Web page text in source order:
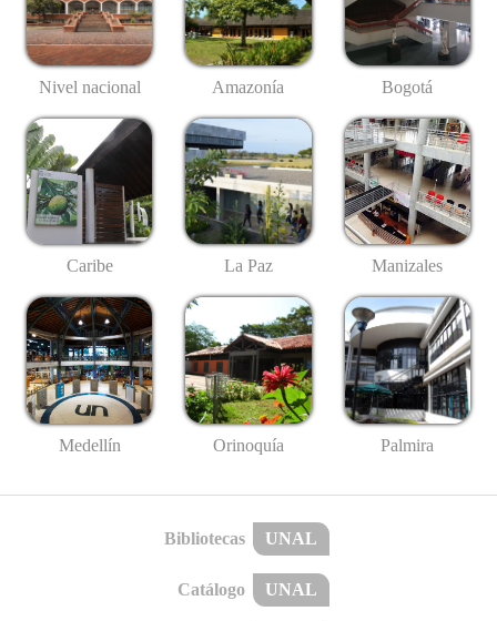
Nivel nacional Amazonía Bogotá
Caribe La Paz Manizales
Medellín Orinoquía Palmira
Bibliotecas UNAL
Catálogo UNAL